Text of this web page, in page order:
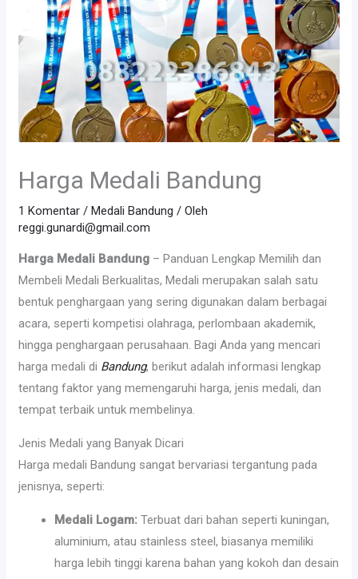
Harga Medali Bandung
1 Komentar / Medali Bandung / Oleh
reggi.gunardi@gmail.com
Harga Medali Bandung – Panduan Lengkap Memilih dan
Membeli Medali Berkualitas, Medali merupakan salah satu
bentuk penghargaan yang sering digunakan dalam berbagai
acara, seperti kompetisi olahraga, perlombaan akademik,
hingga penghargaan perusahaan. Bagi Anda yang mencari
harga medali di Bandung, berikut adalah informasi lengkap
tentang faktor yang memengaruhi harga, jenis medali, dan
tempat terbaik untuk membelinya.
Jenis Medali yang Banyak Dicari
Harga medali Bandung sangat bervariasi tergantung pada
jenisnya, seperti:
Medali Logam: Terbuat dari bahan seperti kuningan,
aluminium, atau stainless steel, biasanya memiliki
harga lebih tinggi karena bahan yang kokoh dan desain